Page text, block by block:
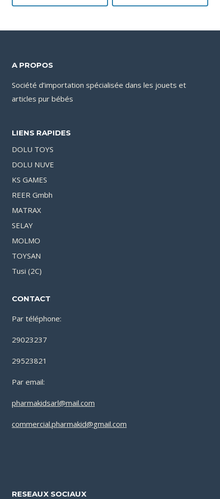
A PROPOS
Société d’importation spécialisée dans les jouets et
articles pur bébés
LIENS RAPIDES
DOLU TOYS
DOLU NUVE
KS GAMES
REER Gmbh
MATRAX
SELAY
MOLMO
TOYSAN
Tusi (2C)
CONTACT
Par téléphone:
29023237
29523821
Par email:
pharmakidsarl@mail.com
commercial.pharmakid@gmail.com
RESEAUX SOCIAUX